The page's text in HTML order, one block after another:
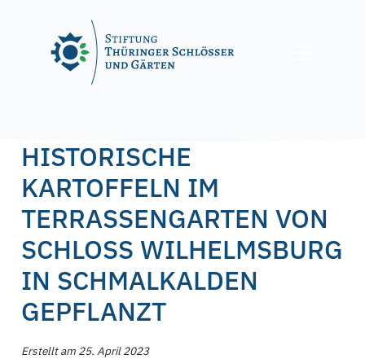
HISTORISCHE
KARTOFFELN IM
TERRASSENGARTEN VON
SCHLOSS WILHELMSBURG
IN SCHMALKALDEN
GEPFLANZT
Erstellt am 25. April 2023